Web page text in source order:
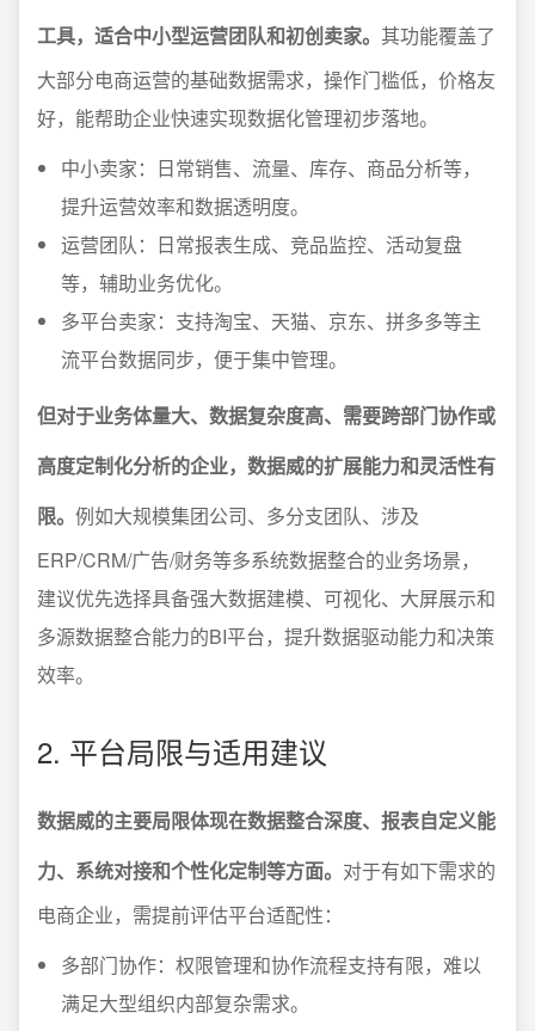
工具，适合中小型运营团队和初创卖家。 其功能覆盖了
大部分电商运营的基础数据需求，操作门槛低，价格友
好，能帮助企业快速实现数据化管理初步落地。
中小卖家：日常销售、流量、库存、商品分析等，
提升运营效率和数据透明度。
运营团队：日常报表生成、竞品监控、活动复盘
等，辅助业务优化。
多平台卖家：支持淘宝、天猫、京东、拼多多等主
流平台数据同步，便于集中管理。
但对于业务体量大、数据复杂度高、需要跨部门协作或
高度定制化分析的企业，数据威的扩展能力和灵活性有
限。 例如大规模集团公司、多分支团队、涉及
ERP/CRM/广告/财务等多系统数据整合的业务场景，
建议优先选择具备强大数据建模、可视化、大屏展示和
多源数据整合能力的BI平台，提升数据驱动能力和决策
效率。
2. 平台局限与适用建议
数据威的主要局限体现在数据整合深度、报表自定义能
力、系统对接和个性化定制等方面。 对于有如下需求的
电商企业，需提前评估平台适配性：
多部门协作：权限管理和协作流程支持有限，难以
满足大型组织内部复杂需求。